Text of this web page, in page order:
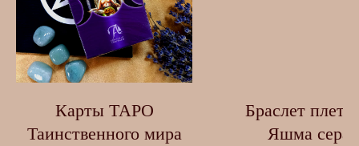
Карты ТАРО
Таинственного мира
Браслет
Яшма серая